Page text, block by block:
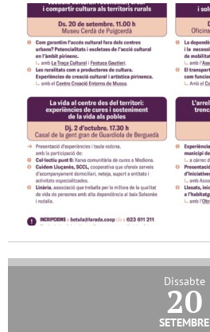
Dissabte
20
setembre